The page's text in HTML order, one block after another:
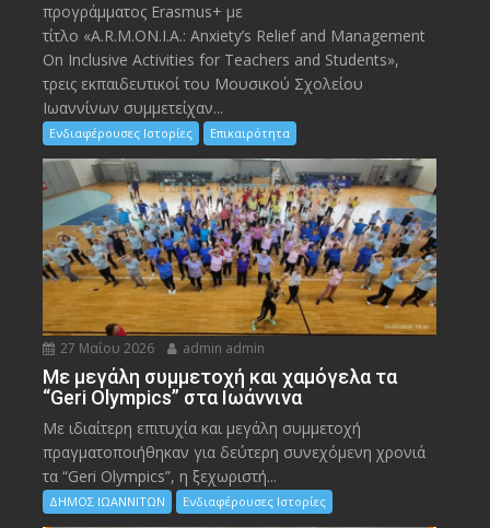
προγράμματος Erasmus+ με
τίτλο «A.R.M.ON.I.A.: Anxiety’s Relief and Management
On Inclusive Activities for Teachers and Students»,
τρεις εκπαιδευτικοί του Μουσικού Σχολείου
Ιωαννίνων συμμετείχαν...
Ενδιαφέρουσες Ιστορίες Επικαιρότητα
27 Μαΐου 2026 admin admin
Με μεγάλη συμμετοχή και χαμόγελα τα
“Geri Olympics” στα Ιωάννινα
Με ιδιαίτερη επιτυχία και μεγάλη συμμετοχή
πραγματοποιήθηκαν για δεύτερη συνεχόμενη χρονιά
τα “Geri Olympics”, η ξεχωριστή...
ΔΗΜΟΣ ΙΩΑΝΝΙΤΩΝ Ενδιαφέρουσες Ιστορίες